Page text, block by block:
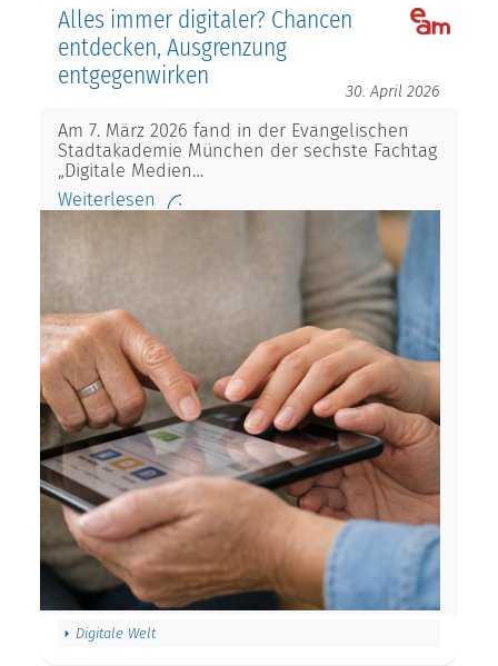
Alles immer digitaler? Chancen
entdecken, Ausgrenzung
entgegenwirken
30. April 2026
Am 7. März 2026 fand in der Evangelischen
Stadtakademie München der sechste Fachtag
„Digitale Medien…
Weiterlesen
Digitale Welt